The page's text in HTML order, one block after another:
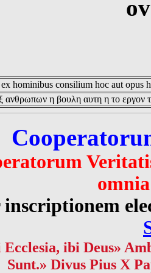
ex hominibus consilium hoc aut opus
ανθρωπων η βουλη αυτη η το εργον
inscriptionem
ibi Deus»
Sunt.» Divus Pius X